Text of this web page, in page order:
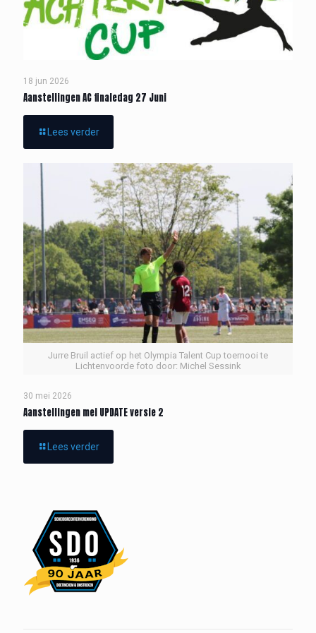
18 jun 2026
Aanstellingen AC finaledag 27 Juni
Lees verder
Jurre Bruil actief op het Olympia Talent Cup toernooi te
Lichtenvoorde foto door: Michel Sessink
30 mei 2026
Aanstellingen mei UPDATE versie 2
Lees verder